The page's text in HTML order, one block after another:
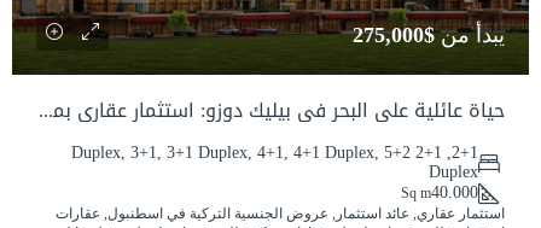
يبدأ من$275,000
حياة عائلية على البحر في بيليك دوزو: استثمار عقاري بمعايير راقية – مناسب للحصول على الجنسية التركية
2+1, 2+1 Duplex, 3+1, 3+1 Duplex, 4+1, 4+1 Duplex, 5+2
Duplex
40.000
Sq m
استثمار عقاري, عائد استثمار, عروض الجنسية التركية في اسطنبول, عقارات